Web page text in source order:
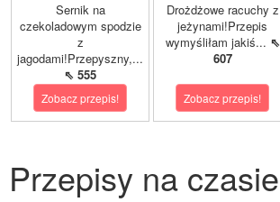
Sernik na
czekoladowym spodzie
z
jagodami!Przepyszny,...
⇖ 555
Zobacz przepis!
Drożdżowe racuchy z
jeżynami!Przepis
wymyśliłam jakiś... ⇖
607
Zobacz przepis!
Przepisy na czasie